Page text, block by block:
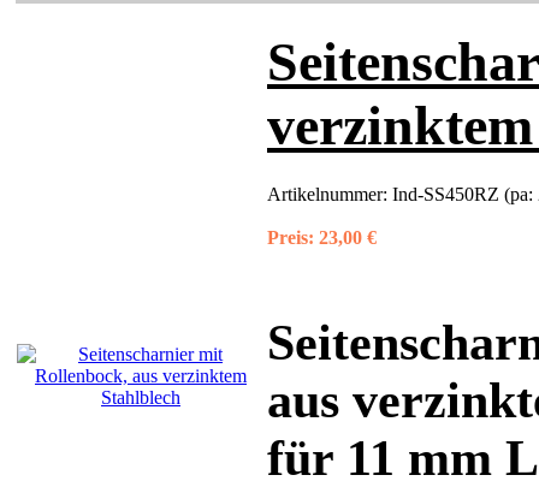
Artikelnummer: Ind-SS450RZ (pa:
Preis: 23,00 €
aus
für 11 mm